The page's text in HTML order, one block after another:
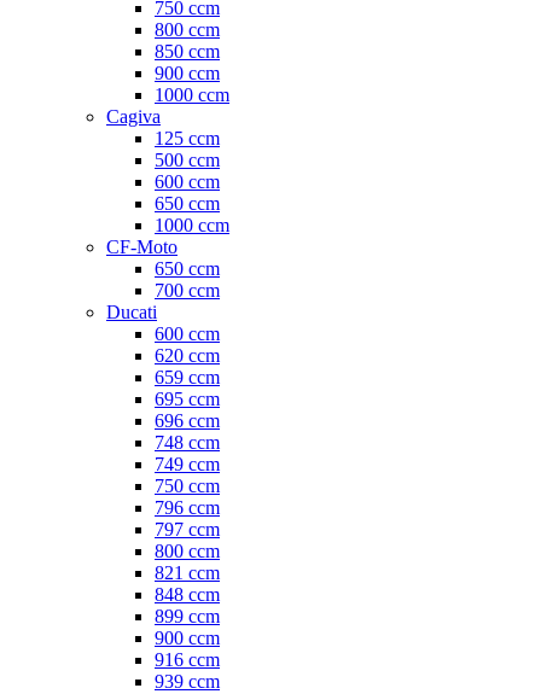
750 ccm
800 ccm
850 ccm
900 ccm
1000 ccm
Cagiva
125 ccm
500 ccm
600 ccm
650 ccm
1000 ccm
CF-Moto
650 ccm
700 ccm
Ducati
600 ccm
620 ccm
659 ccm
695 ccm
696 ccm
748 ccm
749 ccm
750 ccm
796 ccm
797 ccm
800 ccm
821 ccm
848 ccm
899 ccm
900 ccm
916 ccm
939 ccm